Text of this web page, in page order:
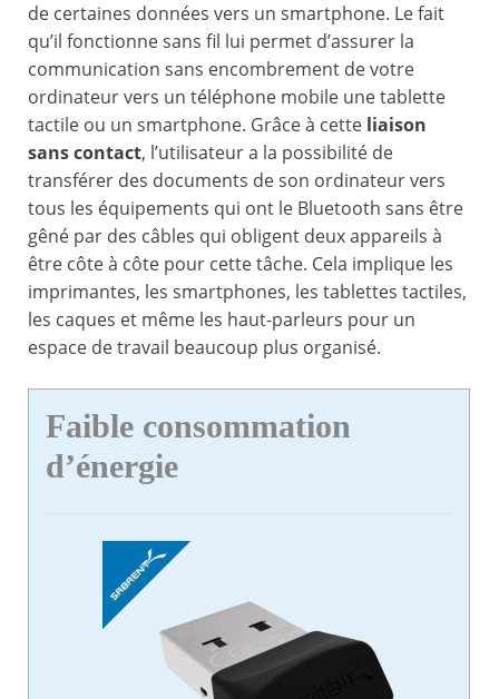
de certaines données vers un smartphone. Le fait
qu’il fonctionne sans fil lui permet d’assurer la
communication sans encombrement de votre
ordinateur vers un téléphone mobile une tablette
tactile ou un smartphone. Grâce à cette liaison
sans contact, l’utilisateur a la possibilité de
transférer des documents de son ordinateur vers
tous les équipements qui ont le Bluetooth sans être
gêné par des câbles qui obligent deux appareils à
être côte à côte pour cette tâche. Cela implique les
imprimantes, les smartphones, les tablettes tactiles,
les caques et même les haut-parleurs pour un
espace de travail beaucoup plus organisé.
Faible consommation
d’énergie